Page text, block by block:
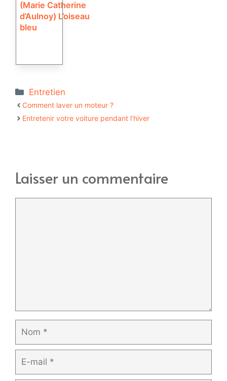
(Marie Catherine
d’Aulnoy) L’oiseau
bleu
Catégories
Entretien
Comment laver un moteur ?
Entretenir votre voiture pendant l’hiver
Laisser un commentaire
mail